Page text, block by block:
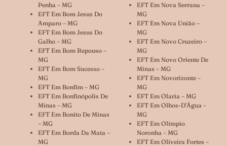
Penha – MG
EFT Em Bom Jesus Do
Amparo – MG
EFT Em Bom Jesus Do
Galho – MG
EFT Em Bom Repouso –
MG
EFT Em Bom Sucesso –
MG
EFT Em Bonfim – MG
EFT Em Bonfinópolis De
Minas – MG
EFT Em Bonito De Minas
– MG
EFT Em Borda Da Mata –
MG
EFT Em Nova Serrana –
MG
EFT Em Nova União –
MG
EFT Em Novo Cruzeiro –
MG
EFT Em Novo Oriente De
Minas – MG
EFT Em Novorizonte –
MG
EFT Em Olaria – MG
EFT Em Olhos-D’Água –
MG
EFT Em Olímpio
Noronha – MG
EFT Em Oliveira Fortes –